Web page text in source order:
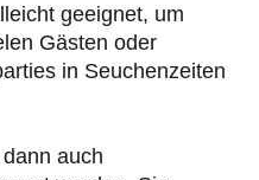
geeignet, um
Gästen oder
in Seuchenzeiten
auch